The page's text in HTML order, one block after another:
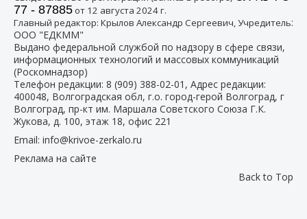
77 - 87885от 12 августа 2024 г.
Главный редактор: Крылов Александр Сергеевич, Учредитель:
ООО "ЕДКММ"
Выдано федеральной службой по надзору в сфере связи,
информационных технологий и массовых коммуникаций
(Роскомнадзор)
Телефон редакции: 8 (909) 388-02-01 , Адрес редакции:
400048, Волгоградская обл, г.о. город-герой Волгоград, г
Волгоград, пр-кт им. Маршала Советского Союза Г.К.
Жукова, д. 100, этаж 18, офис 221
Email: info@krivoe-zerkalo.ru
Реклама на сайте
Back to Top